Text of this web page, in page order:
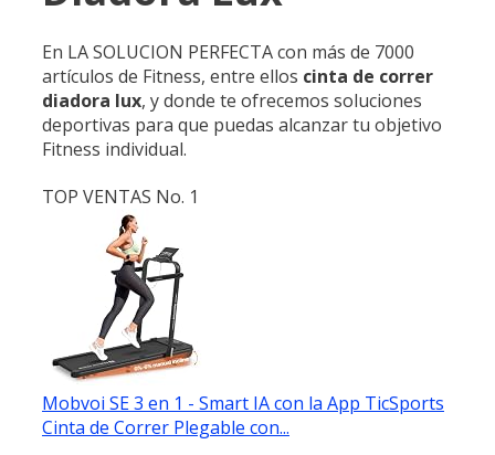
En LA SOLUCION PERFECTA con más de 7000
artículos de Fitness, entre ellos cinta de correr
diadora lux, y donde te ofrecemos soluciones
deportivas para que puedas alcanzar tu objetivo
Fitness individual.
TOP VENTAS No. 1
Mobvoi SE 3 en 1 - Smart IA con la App TicSports
Cinta de Correr Plegable con...